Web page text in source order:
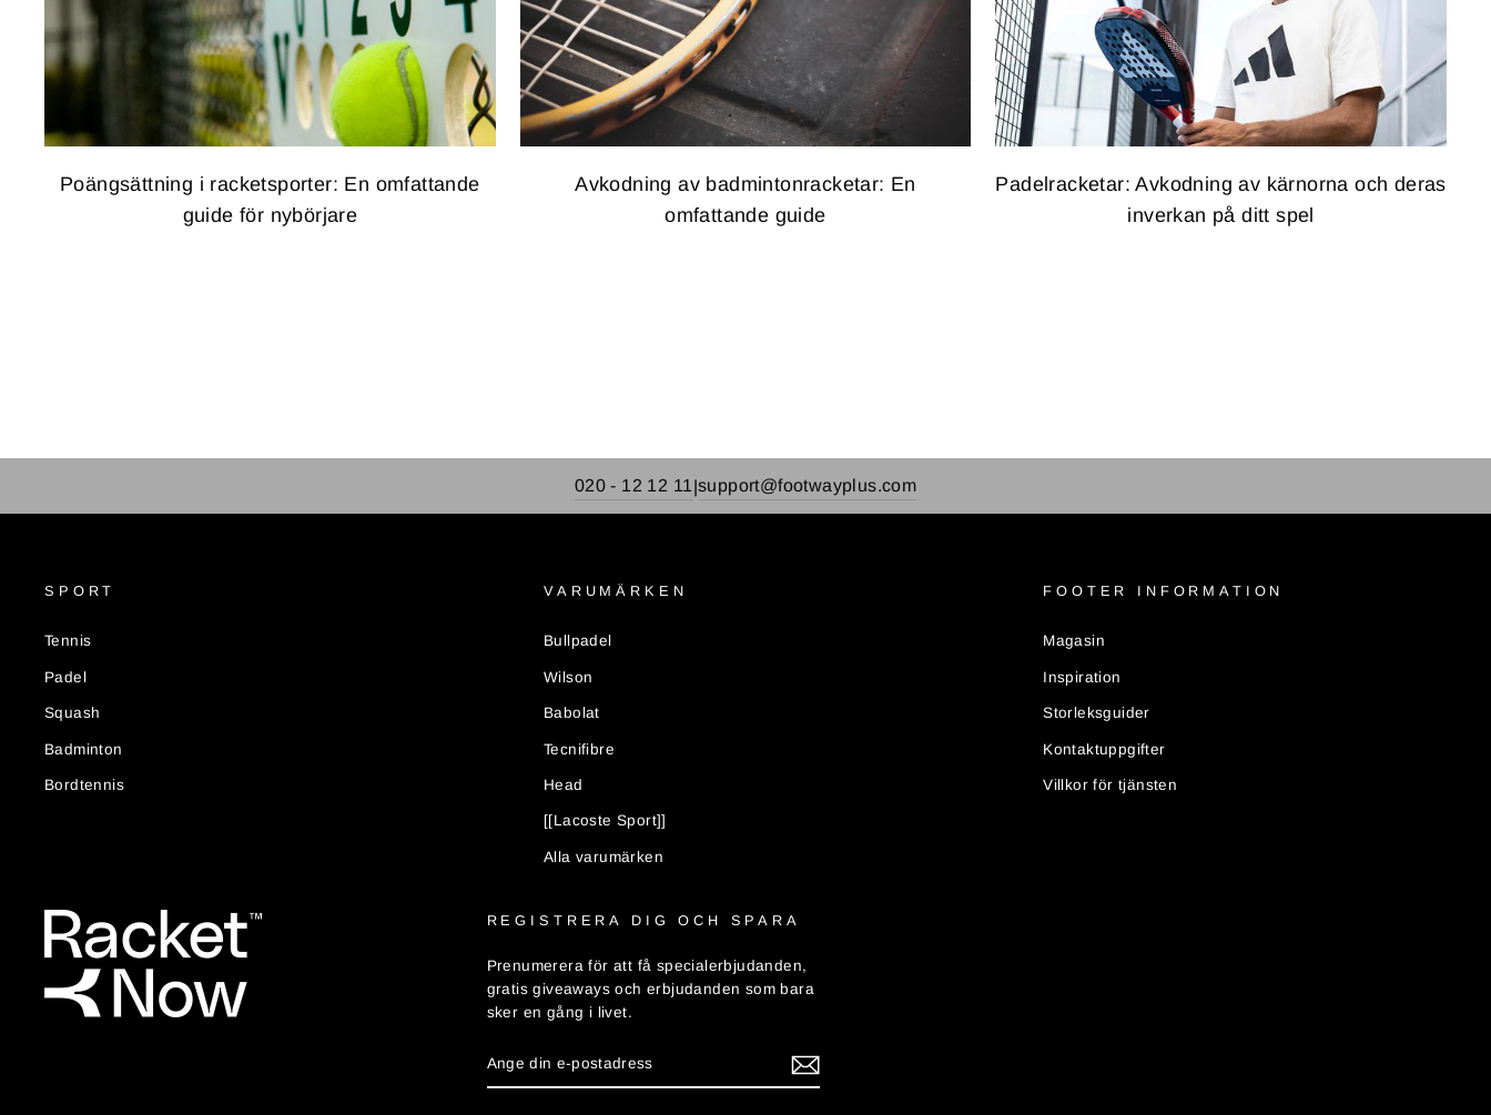
Poängsättning i racketsporter: En omfattande
guide för nybörjare
Avkodning av badmintonracketar: En
omfattande guide
Padelracketar: Avkodning av kärnorna och deras
inverkan på ditt spel
020 - 12 12 11|support@footwayplus.com
SPORT
Tennis
Padel
Squash
Badminton
Bordtennis
VARUMÄRKEN
Bullpadel
Wilson
Babolat
Tecnifibre
Head
[[Lacoste Sport]]
Alla varumärken
FOOTER INFORMATION
Magasin
Inspiration
Storleksguider
Kontaktuppgifter
Villkor för tjänsten
REGISTRERA DIG OCH SPARA
Prenumerera för att få specialerbjudanden,
gratis giveaways och erbjudanden som bara
sker en gång i livet.
DIN
E-